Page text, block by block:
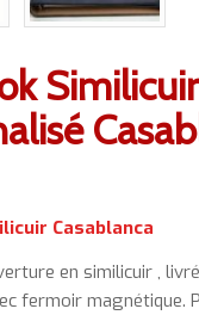
Similicuir
Casablanca
en similicuir ,
fermoir magnétique.